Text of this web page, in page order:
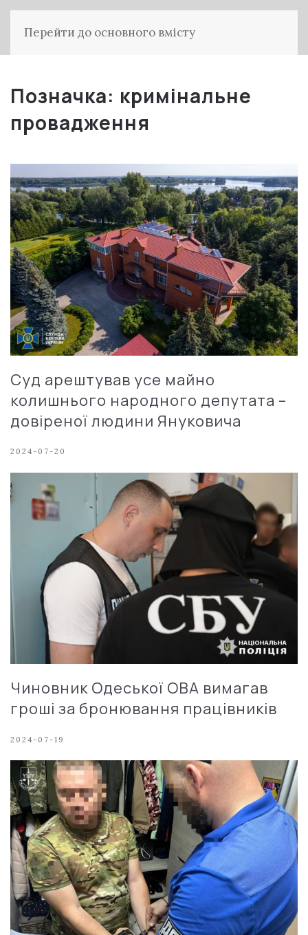
Перейти до основного вмісту
Позначка: кримінальне
провадження
Суд арештував усе майно
колишнього народного депутата –
довіреної людини Януковича
2024-07-20
Чиновник Одеської ОВА вимагав
гроші за бронювання працівників
2024-07-19